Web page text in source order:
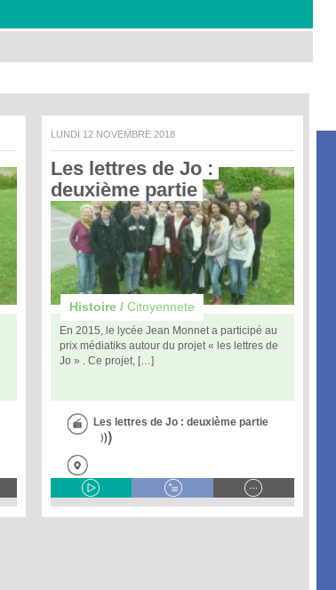
LUNDI 12 NOVEMBRE 2018
Les lettres de Jo :
deuxième partie
Histoire / Citoyennete
En 2015, le lycée Jean Monnet a participé au
prix médiatiks autour du projet « les lettres de
Jo » . Ce projet, […]
Les lettres de Jo : deuxième partie